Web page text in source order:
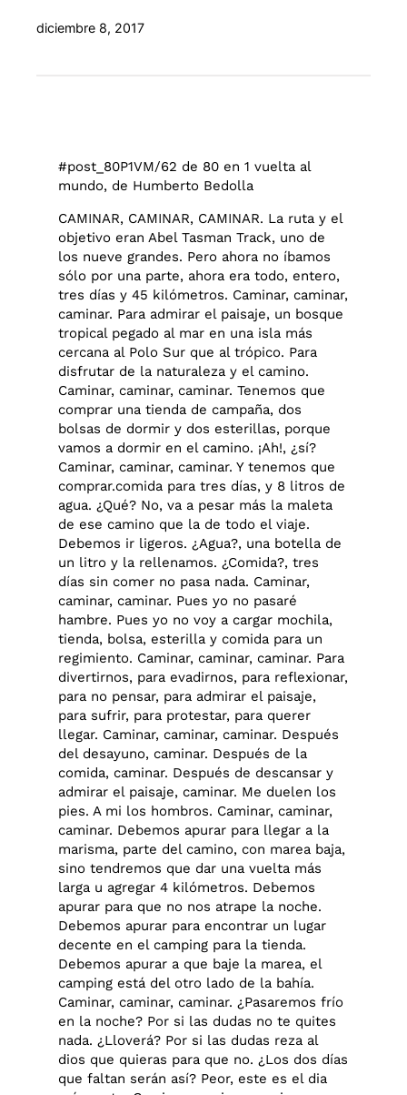
diciembre 8, 2017
#post_80P1VM/62 de 80 en 1 vuelta al
mundo, de Humberto Bedolla
CAMINAR, CAMINAR, CAMINAR. La ruta y el
objetivo eran Abel Tasman Track, uno de
los nueve grandes. Pero ahora no íbamos
sólo por una parte, ahora era todo, entero,
tres días y 45 kilómetros. Caminar, caminar,
caminar. Para admirar el paisaje, un bosque
tropical pegado al mar en una isla más
cercana al Polo Sur que al trópico. Para
disfrutar de la naturaleza y el camino.
Caminar, caminar, caminar. Tenemos que
comprar una tienda de campaña, dos
bolsas de dormir y dos esterillas, porque
vamos a dormir en el camino. ¡Ah!, ¿sí?
Caminar, caminar, caminar. Y tenemos que
comprar.comida para tres días, y 8 litros de
agua. ¿Qué? No, va a pesar más la maleta
de ese camino que la de todo el viaje.
Debemos ir ligeros. ¿Agua?, una botella de
un litro y la rellenamos. ¿Comida?, tres
días sin comer no pasa nada. Caminar,
caminar, caminar. Pues yo no pasaré
hambre. Pues yo no voy a cargar mochila,
tienda, bolsa, esterilla y comida para un
regimiento. Caminar, caminar, caminar. Para
divertirnos, para evadirnos, para reflexionar,
para no pensar, para admirar el paisaje,
para sufrir, para protestar, para querer
llegar. Caminar, caminar, caminar. Después
del desayuno, caminar. Después de la
comida, caminar. Después de descansar y
admirar el paisaje, caminar. Me duelen los
pies. A mi los hombros. Caminar, caminar,
caminar. Debemos apurar para llegar a la
marisma, parte del camino, con marea baja,
sino tendremos que dar una vuelta más
larga u agregar 4 kilómetros. Debemos
apurar para que no nos atrape la noche.
Debemos apurar para encontrar un lugar
decente en el camping para la tienda.
Debemos apurar a que baje la marea, el
camping está del otro lado de la bahía.
Caminar, caminar, caminar. ¿Pasaremos frío
en la noche? Por si las dudas no te quites
nada. ¿Lloverá? Por si las dudas reza al
dios que quieras para que no. ¿Los dos días
que faltan serán así? Peor, este es el dia